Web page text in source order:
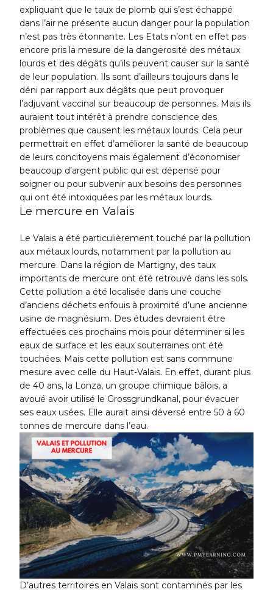
expliquant que le taux de plomb qui s’est échappé
dans l’air ne présente aucun danger pour la population
n’est pas très étonnante. Les Etats n’ont en effet pas
encore pris la mesure de la dangerosité des métaux
lourds et des dégâts qu’ils peuvent causer sur la santé
de leur population. Ils sont d’ailleurs toujours dans le
déni par rapport aux dégâts que peut provoquer
l’adjuvant vaccinal sur beaucoup de personnes. Mais ils
auraient tout intérêt à prendre conscience des
problèmes que causent les métaux lourds. Cela peur
permettrait en effet d’améliorer la santé de beaucoup
de leurs concitoyens mais également d’économiser
beaucoup d’argent public qui est dépensé pour
soigner ou pour subvenir aux besoins des personnes
qui ont été intoxiquées par les métaux lourds.
Le mercure en Valais
Le Valais a été particulièrement touché par la pollution
aux métaux lourds, notamment par la pollution au
mercure. Dans la région de Martigny, des taux
importants de mercure ont été retrouvé dans les sols.
Cette pollution a été localisée dans une couche
d’anciens déchets enfouis à proximité d’une ancienne
usine de magnésium. Des études devraient être
effectuées ces prochains mois pour déterminer si les
eaux de surface et les eaux souterraines ont été
touchées. Mais cette pollution est sans commune
mesure avec celle du Haut-Valais. En effet, durant plus
de 40 ans, la Lonza, un groupe chimique bâlois, a
avoué avoir utilisé le Grossgrundkanal, pour évacuer
ses eaux usées. Elle aurait ainsi déversé entre 50 à 60
tonnes de mercure dans l’eau.
D’autres territoires en Valais sont contaminés par les